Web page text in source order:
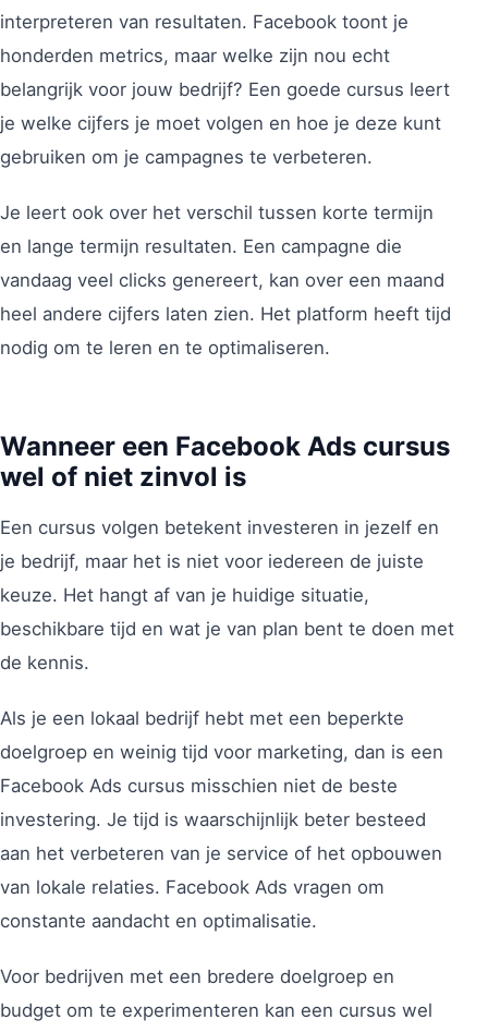
interpreteren van resultaten. Facebook toont je
honderden metrics, maar welke zijn nou echt
belangrijk voor jouw bedrijf? Een goede cursus leert
je welke cijfers je moet volgen en hoe je deze kunt
gebruiken om je campagnes te verbeteren.
Je leert ook over het verschil tussen korte termijn
en lange termijn resultaten. Een campagne die
vandaag veel clicks genereert, kan over een maand
heel andere cijfers laten zien. Het platform heeft tijd
nodig om te leren en te optimaliseren.
Wanneer een Facebook Ads cursus
wel of niet zinvol is
Een cursus volgen betekent investeren in jezelf en
je bedrijf, maar het is niet voor iedereen de juiste
keuze. Het hangt af van je huidige situatie,
beschikbare tijd en wat je van plan bent te doen met
de kennis.
Als je een lokaal bedrijf hebt met een beperkte
doelgroep en weinig tijd voor marketing, dan is een
Facebook Ads cursus misschien niet de beste
investering. Je tijd is waarschijnlijk beter besteed
aan het verbeteren van je service of het opbouwen
van lokale relaties. Facebook Ads vragen om
constante aandacht en optimalisatie.
Voor bedrijven met een bredere doelgroep en
budget om te experimenteren kan een cursus wel